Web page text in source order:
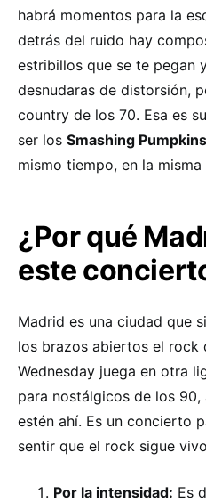
habrá momentos para la
detrás del ruido hay
estribillos que se te pegan
desnudaras de distorsión,
country de los 70. Esa es
ser los Smashing Pumpkins
mismo tiempo, en la misma
¿Por qué
este
Madrid es una ciudad que
los brazos abiertos el rock
Wednesday juega en otra
para nostálgicos de los 90,
estén ahí. Es un concierto
sentir que el rock sigue
Por la intensidad: Es